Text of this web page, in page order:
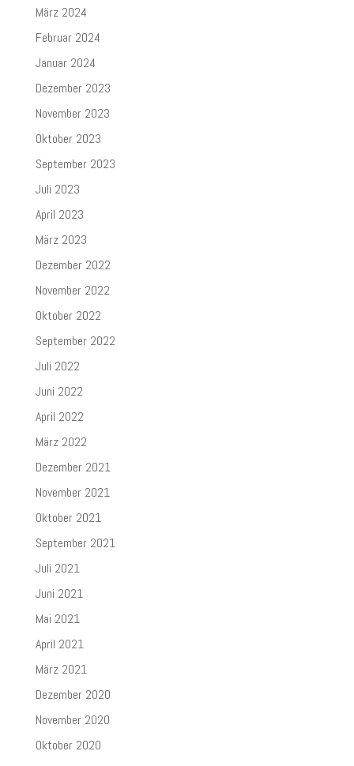
März 2024
Februar 2024
Januar 2024
Dezember 2023
November 2023
Oktober 2023
September 2023
Juli 2023
April 2023
März 2023
Dezember 2022
November 2022
Oktober 2022
September 2022
Juli 2022
Juni 2022
April 2022
März 2022
Dezember 2021
November 2021
Oktober 2021
September 2021
Juli 2021
Juni 2021
Mai 2021
April 2021
März 2021
Dezember 2020
November 2020
Oktober 2020